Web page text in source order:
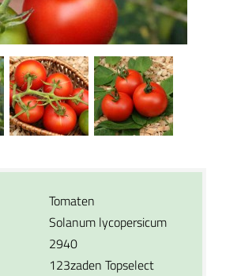
Tomaten
Solanum lycopersicum
2940
123zaden Topselect